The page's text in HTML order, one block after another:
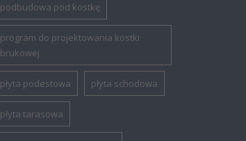
podbudowa pod kostkę
program do projektowania kostki
brukowej
płyta podestowa płyta schodowa
płyta tarasowa